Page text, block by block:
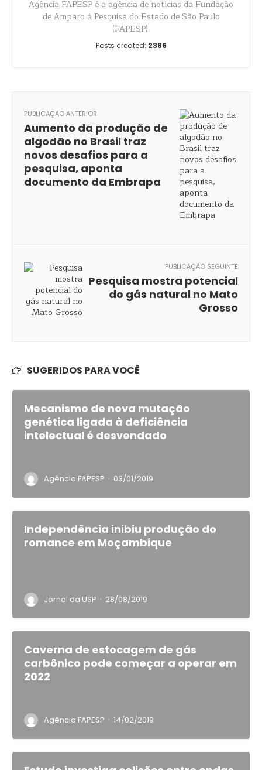
Agência FAPESP é a agência de notícias da Fundação
de Amparo à Pesquisa do Estado de São Paulo
(FAPESP).
Posts created: 2386
PUBLICAÇÃO ANTERIOR
Aumento da produção de
algodão no Brasil traz
novos desafios para a
pesquisa, aponta
documento da Embrapa
PUBLICAÇÃO SEGUINTE
Pesquisa mostra potencial
do gás natural no Mato
Grosso
SUGERIDOS PARA VOCÊ
Mecanismo de nova mutação
genética ligada à deficiência
intelectual é desvendado
Agência FAPESP · 03/01/2019
Independência inibiu produção do
romance em Moçambique
Jornal da USP · 28/08/2019
Caverna de estocagem de gás
carbônico pode começar a operar em
2022
Agência FAPESP · 14/02/2019